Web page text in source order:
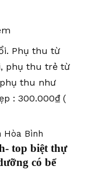
Phụ thu từ
phụ thu trẻ từ
thu như
: 300.000₫ (
Hòa Bình
top biệt thự
có bể